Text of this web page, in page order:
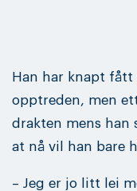
Han har knapt fått
opptreden, men
drakten mens han
at nå vil han bare
– Jeg er jo litt lei